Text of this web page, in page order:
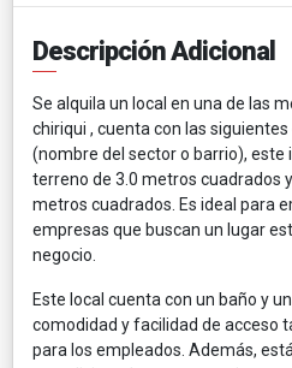
Descripción Adicional
Se alquila un local en una de las
chiriqui , cuenta con las
(nombre del sector o barrio), este
terreno de 3.0 metros cuadrados
metros cuadrados. Es ideal para
empresas que buscan un lugar
negocio.
Este local cuenta con un baño y
comodidad y facilidad de acceso
para los empleados. Además,